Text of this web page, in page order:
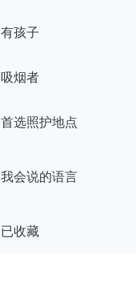
有孩子
吸烟者
首选照护地点
我会说的语言
已收藏